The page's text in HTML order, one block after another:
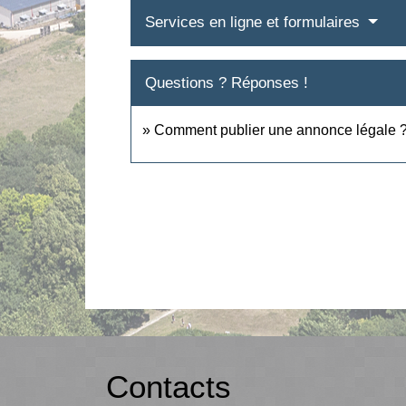
Services en ligne et formulaires
Questions ? Réponses !
Comment publier une annonce légale
Contacts